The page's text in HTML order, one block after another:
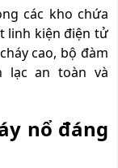
các kho chứa
linh kiện điện tử
cao, bộ đàm
lạc an toàn và
nổ đáng